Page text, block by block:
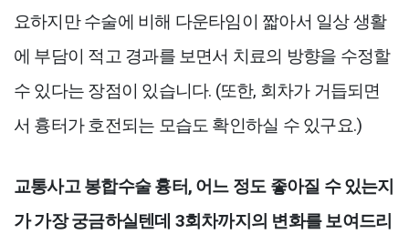
요하지만 수술에 비해 다운타임이 짧아서 일상 생활
에 부담이 적고 경과를 보면서 치료의 방향을 수정할
수 있다는 장점이 있습니다. (또한, 회차가 거듭되면
서 흉터가 호전되는 모습도 확인하실 수 있구요.)
교통사고 봉합수술 흉터, 어느 정도 좋아질 수 있는지
가 가장 궁금하실텐데 3회차까지의 변화를 보여드리